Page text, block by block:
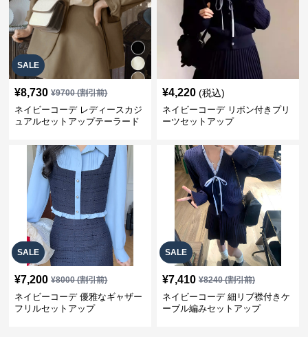
SALE
¥8,730 ¥9700(割引前)
ネイビーコーデ レディースカジ
ュアルセットアップテーラード
¥4,220 (税込)
ネイビーコーデ リボン付きプリ
ーツセットアップ
SALE
¥7,200 ¥8000(割引前)
ネイビーコーデ 優雅なギャザー
フリルセットアップ
SALE
¥7,410 ¥8240(割引前)
ネイビーコーデ 細リブ襟付きケ
ーブル編みセットアップ